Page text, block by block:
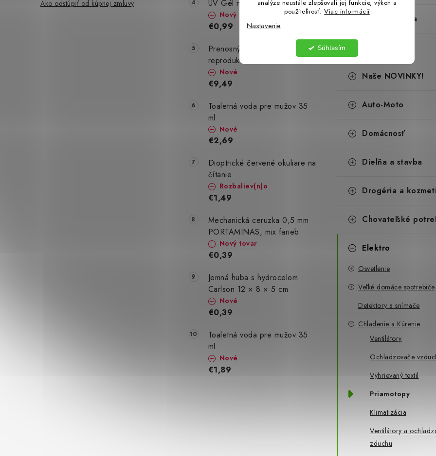
analýze neustále zlepšovali jej funkcie, výkon a
použiteľnosť.Viac informácií
Nastavenie
Súhlasím
Ako odstúpiť od kúpnej zmluvy
UV Gél na nechty - 60 ml
Nový tovar
€0,99
Prenosný Bluetooth
reproduktor RIENOK 30W
Nové
€9,49
Toaletná voda pre mužov 35
ml
Nové
€2,69
Dioptrické červené okuliare na
čítanie
Rozbaliev(n)o
€1,49
Mechanická ceruzka 0,5 mm
PORTAMINAS, mix farieb
Nový tovar
€0,39
Jemná huba s hydrocelom
Carlson 12 × 8 × 5 cm
Nové
€0,39
Toaletná voda pre mužov 35
ml
Nové
€1,89
Dílna a stavba
Naše NOVINKY!
Auto-Moto
Domácnosť
Dielňa a stavba
Drogéria a
Chovateľské
Elektro
Osvetlenie
Veľké domáce spotrebiče
Detektory a snímače
Chladenie a Kúrenie
Ventilátory
Ochladzovače
Vyhrievaný textil
Priamotopy
Klimatizácia
Ventilátory a
zduchu